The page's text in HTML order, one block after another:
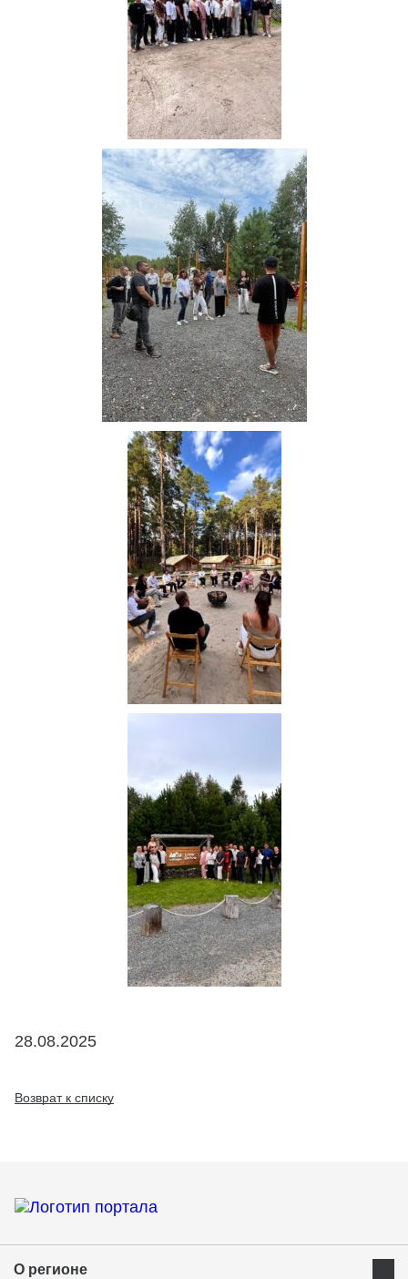
28.08.2025
Возврат к списку
О регионе